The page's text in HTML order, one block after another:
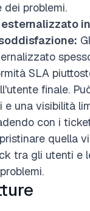
dei problemi.
esternalizzato
SLA
finale.
e una visibilità
con i
quella
tra gli utenti e